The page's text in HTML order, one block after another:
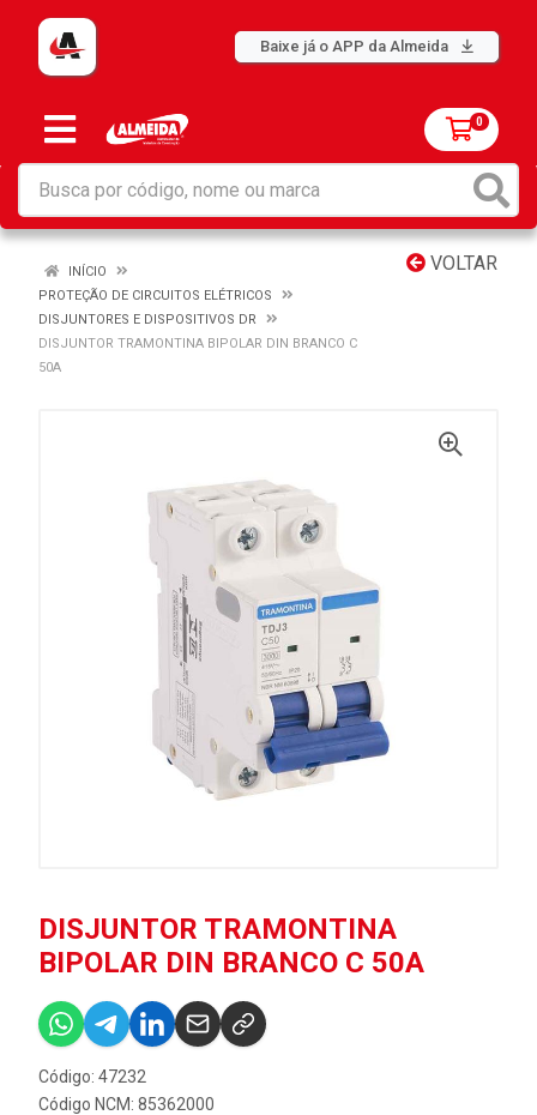
Baixe já o APP da Almeida
0
VOLTAR
INÍCIO
PROTEÇÃO DE CIRCUITOS ELÉTRICOS
DISJUNTORES E DISPOSITIVOS DR
DISJUNTOR TRAMONTINA BIPOLAR DIN BRANCO C
50A
DISJUNTOR TRAMONTINA
BIPOLAR DIN BRANCO C 50A
Código: 47232
Código NCM: 85362000